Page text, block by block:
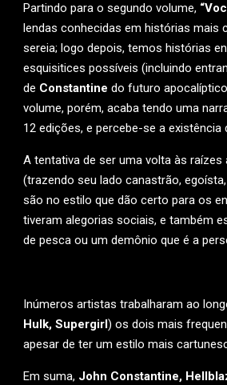
Partindo para o segundo volume,
lendas conhecidas em histórias
sereia; logo depois, temos histórias
esquisitices possíveis (incluindo
de Constantine do futuro
volume, porém, acaba tendo uma
12 edições, e percebe-se a
A tentativa de ser uma volta às
(trazendo seu lado canastrão,
são no estilo que dão certo para os
tiveram alegorias sociais, e também
de pesca ou um demônio que é a
Inúmeros artistas trabalharam ao
Hulk, Supergirl ) os dois mais
apesar de ter um estilo mais
Em suma, John Constantine,